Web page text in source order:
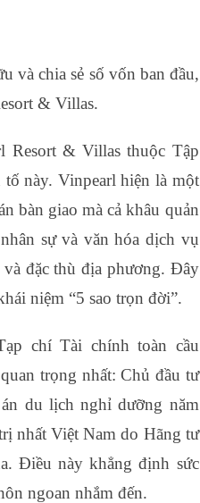
và chia sẻ số vốn ban đầu,
& Villas.
Resort & Villas thuộc Tập
này. Vinpearl hiện là một
bàn giao mà cả khâu quản
sự và văn hóa dịch vụ
đặc thù địa phương. Đây
niệm “5 sao trọn đời”.
chí Tài chính toàn cầu
trọng nhất: Chủ đầu tư
du lịch nghỉ dưỡng năm
nhất Việt Nam do Hãng tư
Điều này khẳng định sức
ngoan nhắm đến.